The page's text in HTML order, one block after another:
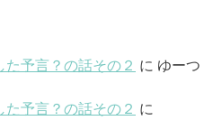
予言？の話その２ に ゆーつ
予言？の話その２ に